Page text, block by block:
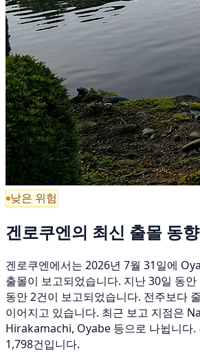
낮은 위험
겐로쿠엔의 최신 출몰 동향
겐로쿠엔에서는 2026년 7월 31일에
출몰이 보고되었습니다. 지난 30일 동
동안 2건이 보고되었습니다. 전주보다
이어지고 있습니다. 최근 보고 지점은
Hirakamachi, Oyabe 등으로 나뉩니다.
1,798건입니다.